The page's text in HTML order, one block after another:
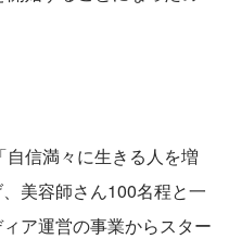
信満々に生きる人を増
美容師さん100名程と一
ア運営の事業からスター